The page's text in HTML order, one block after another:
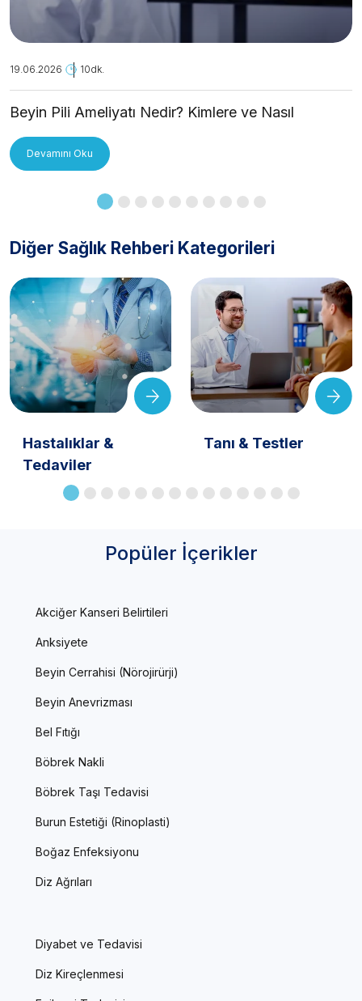
19.06.2026 10dk.
Beyin Pili Ameliyatı Nedir? Kimlere ve Nasıl
Devamını Oku
Diğer Sağlık Rehberi Kategorileri
Hastalıklar &
Tedaviler
Tanı & Testler
Popüler İçerikler
Akciğer Kanseri Belirtileri
Anksiyete
Beyin Cerrahisi (Nörojirürji)
Beyin Anevrizması
Bel Fıtığı
Böbrek Nakli
Böbrek Taşı Tedavisi
Burun Estetiği (Rinoplasti)
Boğaz Enfeksiyonu
Diz Ağrıları
Diyabet ve Tedavisi
Diz Kireçlenmesi